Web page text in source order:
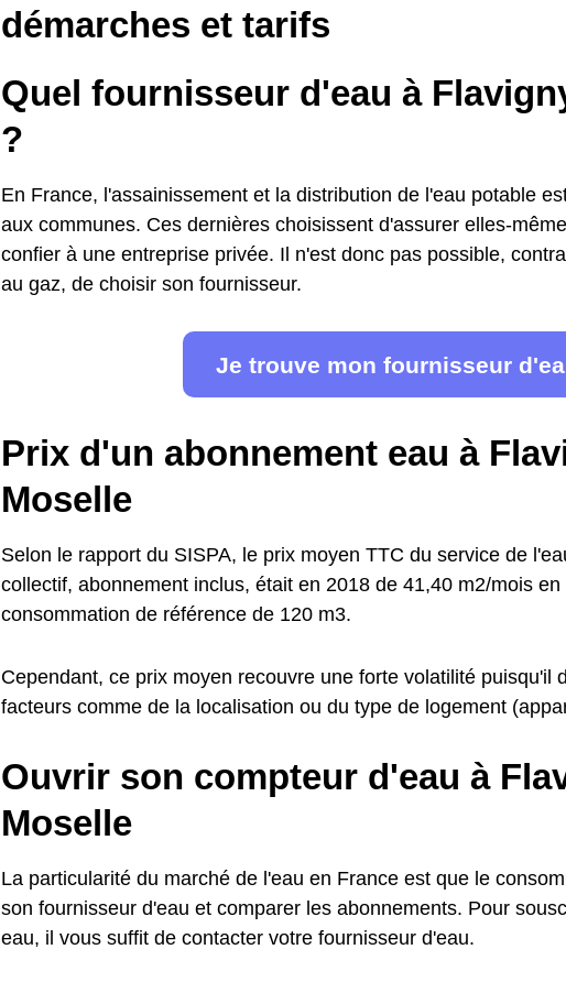
démarches et tarifs
Quel fournisseur d'eau à
?
En France, l'assainissement et la distribution de l'eau potable
aux communes. Ces dernières choisissent d'assurer elles-
confier à une entreprise privée. Il n'est donc pas possible,
au gaz, de choisir son fournisseur.
Je trouve mon fournisseur
Prix d'un abonnement eau à
Moselle
Selon le rapport du SISPA, le prix moyen TTC du service de
collectif, abonnement inclus, était en 2018 de 41,40 m2/mois
consommation de référence de 120 m3.
Cependant, ce prix moyen recouvre une forte volatilité puisqu'il
facteurs comme de la localisation ou du type de logement
Ouvrir son compteur d'eau à
Moselle
La particularité du marché de l'eau en France est que le
son fournisseur d'eau et comparer les abonnements. Pour
eau, il vous suffit de contacter votre fournisseur d'eau.